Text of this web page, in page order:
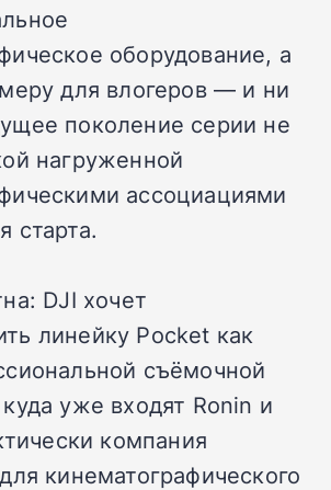
оборудование, а
для влогеров — и ни
поколение серии не
нагруженной
ассоциациями
старта.
DJI хочет
линейку Pocket как
съёмочной
уже входят Ronin и
компания
кинематографического